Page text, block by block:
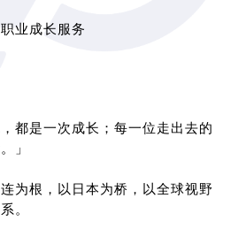
业成长服务
都是一次成长；每一位走出去的
」
为根，以日本为桥，以全球视野
。